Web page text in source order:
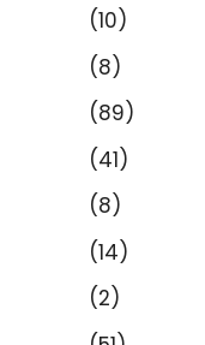
(10)
(8)
(89)
(41)
(8)
(14)
(2)